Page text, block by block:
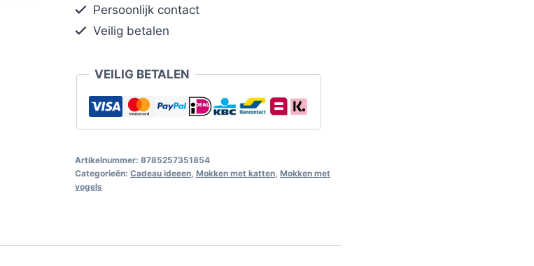
Persoonlijk contact
Veilig betalen
VEILIG BETALEN
Artikelnummer: 8785257351854
Categorieën: Cadeau ideeen, Mokken met katten, Mokken met
vogels